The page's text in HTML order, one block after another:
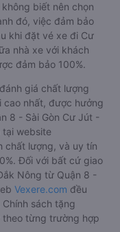
biết nên chọn
đó, việc đảm bảo
khi đặt vé xe đi Cư
nhà xe với khách
đảm bảo 100%.
giá chất lượng
cao nhất, được hưởng
8 - Sài Gòn Cư Jút -
website
chất lượng, và uy tín
Đối với bất cứ giao
Nông từ Quận 8 -
Vexere.com đều
sách tặng
theo từng trường hợp